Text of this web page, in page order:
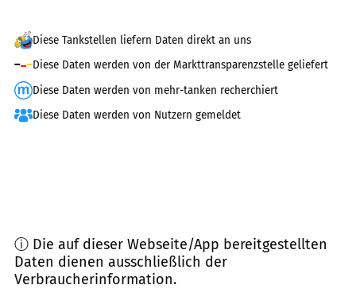
Diese Tankstellen liefern Daten direkt an uns
Diese Daten werden von der Markttransparenzstelle geliefert
Diese Daten werden von mehr-tanken recherchiert
Diese Daten werden von Nutzern gemeldet
ⓘ Die auf dieser Webseite/App bereitgestellten
Daten dienen ausschließlich der
Verbraucherinformation.